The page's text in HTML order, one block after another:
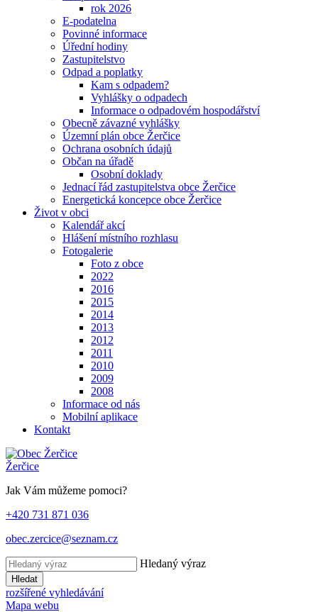
rok 2026
E-podatelna
Povinné informace
Úřední hodiny
Zastupitelstvo
Odpad a poplatky
Kam s odpadem?
Vyhlášky o odpadech
Informace o odpadovém hospodářství
Obecně závazné vyhlášky
Územní plán obce Žerčice
Ochrana osobních údajů
Občan na úřadě
Osobní doklady
Jednací řád zastupitelstva obce Žerčice
Energetická koncepce obce Žerčice
Život v obci
Kalendář akcí
Hlášení místního rozhlasu
Fotogalerie
Foto z obce
2022
2016
2015
2014
2013
2012
2011
2010
2009
2008
Informace od nás
Mobilní aplikace
Kontakt
Žerčice
Jak Vám můžeme pomoci?
+420 731 871 036
obec.zercice@seznam.cz
Hledaný výraz
Hledat
rozšířené vyhledávání
Mapa webu